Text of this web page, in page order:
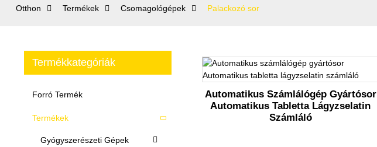
Otthon Termékek Csomagológépek Palackozó sor
Termékkategóriák
Forró Termék
Termékek
Gyógyszerészeti Gépek
Automatikus Számlálógép Gyártósor
Automatikus Tabletta Lágyzselatin
Számláló